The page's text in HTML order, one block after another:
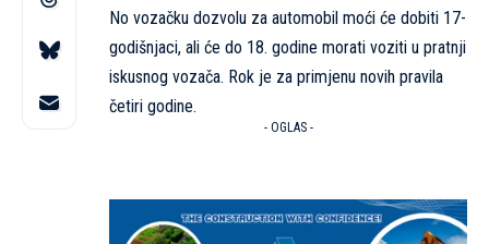
No vozačku dozvolu za automobil moći će dobiti 17-
godišnjaci, ali će do 18. godine morati voziti u pratnji
iskusnog vozača. Rok je za primjenu novih pravila
četiri godine.
- OGLAS -